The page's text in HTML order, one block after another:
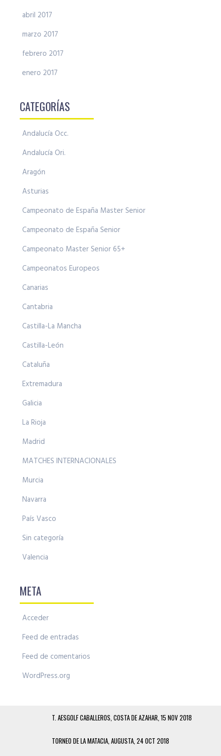
abril 2017
marzo 2017
febrero 2017
enero 2017
CATEGORÍAS
Andalucía Occ.
Andalucía Ori.
Aragón
Asturias
Campeonato de España Master Senior
Campeonato de España Senior
Campeonato Master Senior 65+
Campeonatos Europeos
Canarias
Cantabria
Castilla-La Mancha
Castilla-León
Cataluña
Extremadura
Galicia
La Rioja
Madrid
MATCHES INTERNACIONALES
Murcia
Navarra
País Vasco
Sin categoría
Valencia
META
Acceder
Feed de entradas
Feed de comentarios
WordPress.org
T. AESGOLF CABALLEROS, COSTA DE AZAHAR, 15 NOV 2018
TORNEO DE LA MATACIA, AUGUSTA, 24 OCT 2018